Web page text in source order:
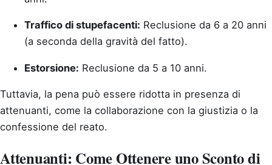
Traffico di stupefacenti: Reclusione da 6 a 20 anni
(a seconda della gravità del fatto).
Estorsione: Reclusione da 5 a 10 anni.
Tuttavia, la pena può essere ridotta in presenza di
attenuanti, come la collaborazione con la giustizia o la
confessione del reato.
Attenuanti: Come Ottenere uno Sconto di